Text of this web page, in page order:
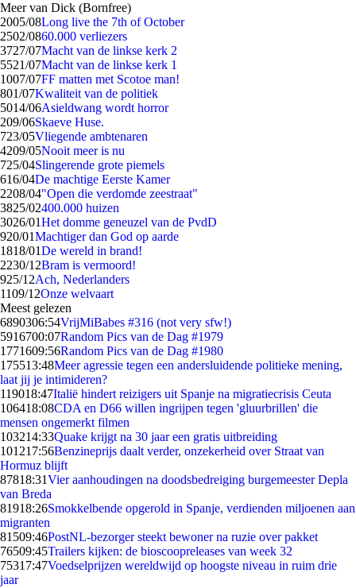
Meer van Dick (Bornfree)
2005/08Long live the 7th of October
2502/0860.000 verliezers
3727/07Macht van de linkse kerk 2
5521/07Macht van de linkse kerk 1
1007/07FF matten met Scotoe man!
801/07Kwaliteit van de politiek
5014/06Asieldwang wordt horror
209/06Skaeve Huse.
723/05Vliegende ambtenaren
4209/05Nooit meer is nu
725/04Slingerende grote piemels
616/04De machtige Eerste Kamer
2208/04"Open die verdomde zeestraat"
3825/02400.000 huizen
3026/01Het domme geneuzel van de PvdD
920/01Machtiger dan God op aarde
1818/01De wereld in brand!
2230/12Bram is vermoord!
925/12Ach, Nederlanders
1109/12Onze welvaart
Meest gelezen
6890306:54VrijMiBabes #316 (not very sfw!)
5916700:07Random Pics van de Dag #1979
1771609:56Random Pics van de Dag #1980
175513:48Meer agressie tegen een andersluidende politieke mening,
laat jij je intimideren?
119018:47Italië hindert reizigers uit Spanje na migratiecrisis Ceuta
106418:08CDA en D66 willen ingrijpen tegen 'gluurbrillen' die
mensen ongemerkt filmen
103214:33Quake krijgt na 30 jaar een gratis uitbreiding
101217:56Benzineprijs daalt verder, onzekerheid over Straat van
Hormuz blijft
87818:31Vier aanhoudingen na doodsbedreiging burgemeester Depla
van Breda
81918:26Smokkelbende opgerold in Spanje, verdienden miljoenen aan
migranten
81509:46PostNL-bezorger steekt bewoner na ruzie over pakket
76509:45Trailers kijken: de bioscoopreleases van week 32
75317:47Voedselprijzen wereldwijd op hoogste niveau in ruim drie
jaar